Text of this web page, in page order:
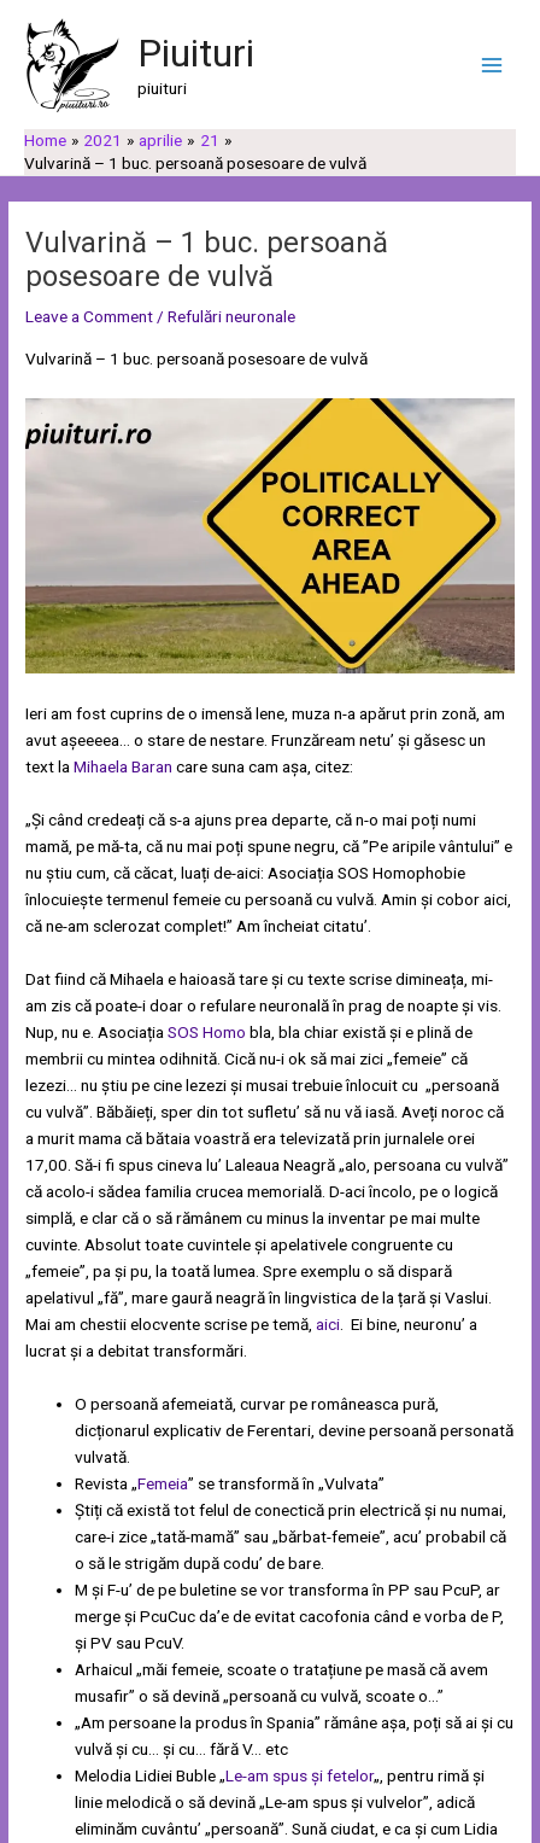
content
Piuituri
piuituri
Menu
Home 2021 aprilie
21
Vulvarină – 1 buc. persoană posesoare de vulvă
Vulvarină – 1 buc. persoană
posesoare de vulvă
Leave a Comment/Refulări neuronale
Vulvarină – 1 buc. persoană posesoare de vulvă
Ieri am fost cuprins de o imensă lene, muza n-a apărut prin zonă, am
avut așeeeea… o stare de nestare. Frunzăream netu’ și găsesc un
text laMihaela Barancare suna cam așa, citez:
„Și când credeați că s-a ajuns prea departe, că n-o mai poți numi
mamă, pe mă-ta, că nu mai poți spune negru, că ”Pe aripile vântului” e
nu știu cum, că căcat, luați de-aici: Asociația SOS Homophobie
înlocuiește termenul femeie cu persoană cu vulvă. Amin și cobor aici,
că ne-am sclerozat complet!” Am încheiat citatu’.
Dat fiind că Mihaela e haioasă tare și cu texte scrise dimineața, mi-
am zis că poate-i doar o refulare neuronală în prag de noapte și vis.
Nup, nu e. AsociațiaSOS Homo bla, bla chiar există și e plină de
membrii cu mintea odihnită. Cică nu-i ok să mai zici „femeie” că
lezezi… nu știu pe cine lezezi și musai trebuie înlocuit cu „persoană
cu vulvă”. Băbăieți, sper din tot sufletu’ să nu vă iasă. Aveți noroc că
a murit mama că bătaia voastră era televizată prin jurnalele orei
17,00. Să-i fi spus cineva lu’ Laleaua Neagră „alo, persoana cu vulvă”
că acolo-i sădea familia crucea memorială. D-aci încolo, pe o logică
simplă, e clar că o să rămânem cu minus la inventar pe mai multe
cuvinte. Absolut toate cuvintele și apelativele congruente cu
„femeie”, pa și pu, la toată lumea. Spre exemplu o să dispară
apelativul „fă”, mare gaură neagră în lingvistica de la țară și Vaslui.
Mai am chestii elocvente scrise pe temă, aici . Ei bine, neuronu’ a
lucrat și a debitat transformări.
O persoană afemeiată, curvar pe româneasca pură,
dicționarul explicativ de Ferentari, devine persoană personată
vulvată.
Revista „Femeia” se transformă în „Vulvata”
Știți că există tot felul de conectică prin electrică și nu numai,
care-i zice „tată-mamă” sau „bărbat-femeie”, acu’ probabil că
o să le strigăm după codu’ de bare.
M și F-u’ de pe buletine se vor transforma în PP sau PcuP, ar
merge și PcuCuc da’e de evitat cacofonia când e vorba de P,
și PV sau PcuV.
Arhaicul „măi femeie, scoate o tratațiune pe masă că avem
musafir” o să devină „persoană cu vulvă, scoate o…”
„Am persoane la produs în Spania” rămâne așa, poți să ai și cu
vulvă și cu… și cu… fără V… etc
Melodia Lidiei Buble „Le-am spus și fetelor„, pentru rimă și
linie melodică o să devină „Le-am spus și vulvelor”, adică
eliminăm cuvântu’ „persoană”. Sună ciudat, e ca și cum Lidia
navigation
a
u
ă
a
t
g
o
i
i